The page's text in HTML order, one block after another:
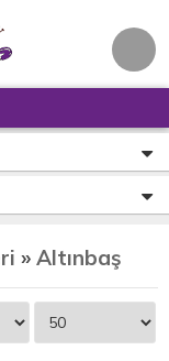
» Altınbaşak 20 gr. Dantel İpliği Çeşitleri